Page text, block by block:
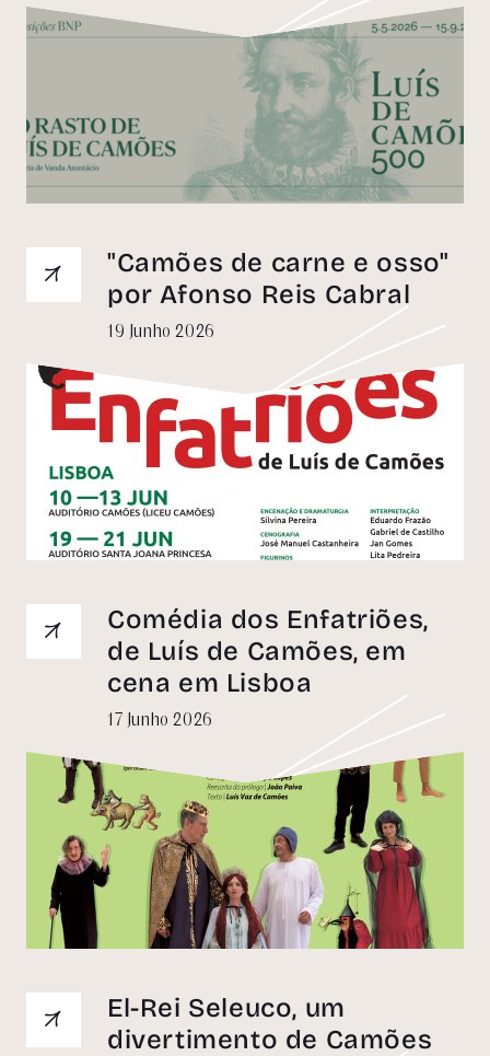
"Camões de carne e osso"
por Afonso Reis Cabral
19 Junho 2026
Comédia dos Enfatriões,
de Luís de Camões, em
cena em Lisboa
17 Junho 2026
El-Rei Seleuco, um
divertimento de Camões